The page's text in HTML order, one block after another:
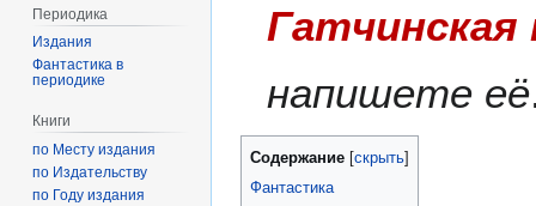
Гатчинская
напишете её
Содержание
Фантастика
Периодика
Издания
Фантастика в
периодике
Книги
по Месту издания
по Издательству
по Году издания